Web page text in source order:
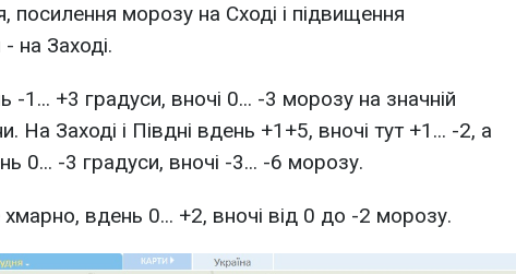
посилення морозу на Сході і підвищення
на Заході.
-1... +3 градуси, вночі 0... -3 морозу на значній
На Заході і Півдні вдень +1+5, вночі тут +1... -2, а
0... -3 градуси, вночі -3... -6 морозу.
хмарно, вдень 0... +2, вночі від 0 до -2 морозу.